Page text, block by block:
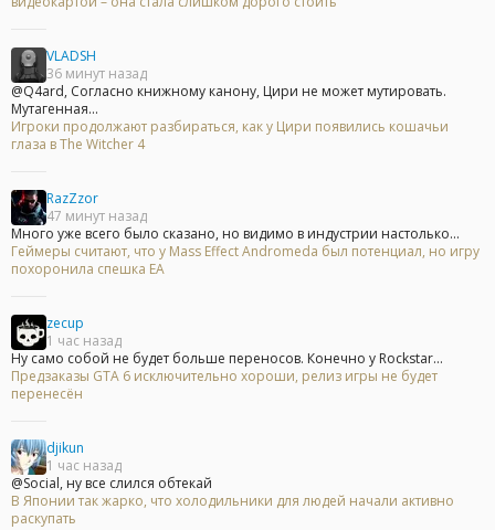
VLADSH
36 минут назад
@Q4ard, Согласно книжному канону, Цири не может мутировать.
Мутагенная...
Игроки продолжают разбираться, как у Цири появились кошачьи
глаза в The Witcher 4
RazZzor
47 минут назад
Много уже всего было сказано, но видимо в индустрии настолько...
Геймеры считают, что у Mass Effect Andromeda был потенциал, но игру
похоронила спешка EA
zecup
1 час назад
Ну само собой не будет больше переносов. Конечно у Rockstar...
Предзаказы GTA 6 исключительно хороши, релиз игры не будет
перенесён
djikun
1 час назад
@Social, ну все слился обтекай
В Японии так жарко, что холодильники для людей начали активно
раскупать